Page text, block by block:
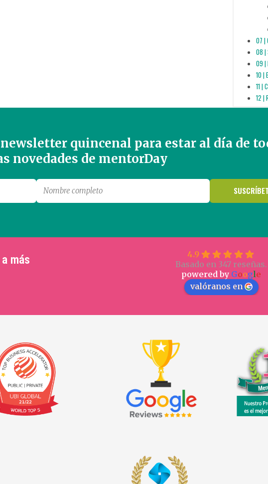
07 |
08 |
09 |
10 |
11 |
12 |
quincenal para estar al día de
novedades de mentorDay
más
4.9
Basado en 347 reseñas.
powered by Google
valóranos en